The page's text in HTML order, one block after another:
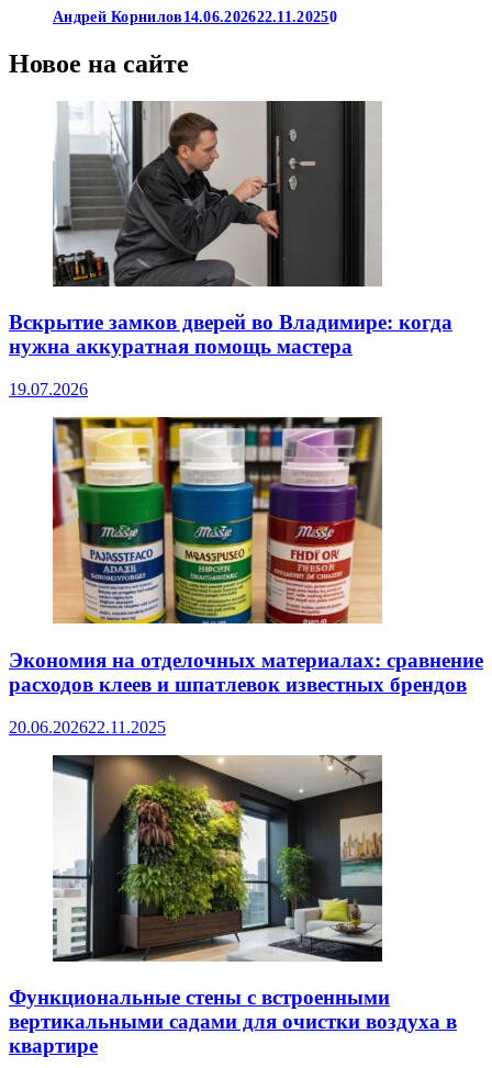
Андрей Корнилов 14.06.202622.11.20250
Новое на сайте
Вскрытие замков дверей во Владимире: когда
нужна аккуратная помощь мастера
19.07.2026
Экономия на отделочных материалах: сравнение
расходов клеев и шпатлевок известных брендов
20.06.202622.11.2025
Функциональные стены с встроенными
вертикальными садами для очистки воздуха в
квартире